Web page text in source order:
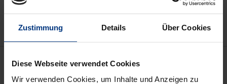
Zustimmung Details Über Cookies
Diese Webseite verwendet Cookies
Wir verwenden Cookies, um Inhalte und Anzeigen zu
Hinweise zu Versandkosten
Beschreibung